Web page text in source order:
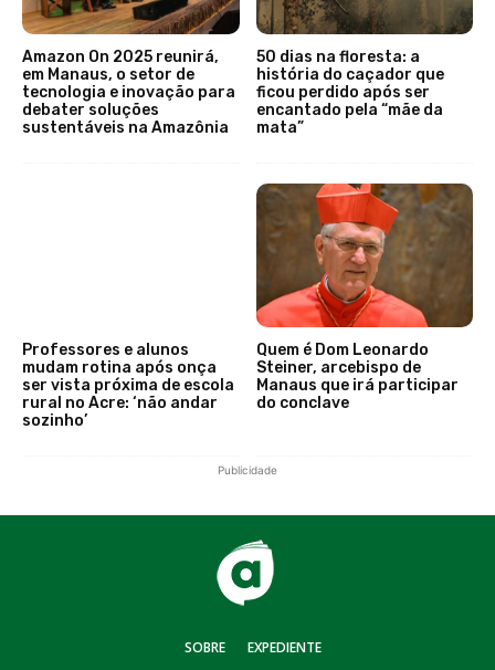
Amazon On 2025 reunirá,
em Manaus, o setor de
tecnologia e inovação para
debater soluções
sustentáveis na Amazônia
50 dias na floresta: a
história do caçador que
ficou perdido após ser
encantado pela “mãe da
mata”
Professores e alunos
mudam rotina após onça
ser vista próxima de escola
rural no Acre: ‘não andar
sozinho’
Quem é Dom Leonardo
Steiner, arcebispo de
Manaus que irá participar
do conclave
Publicidade
SOBRE EXPEDIENTE